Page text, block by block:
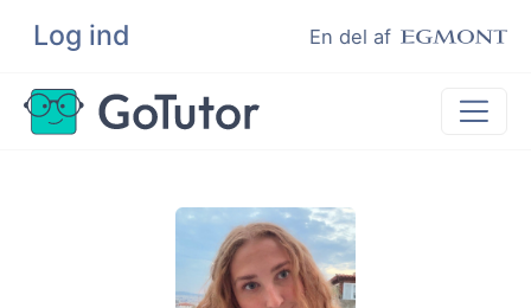
Log ind En del af
Søg
Lektiehjælp
Hjælp til ordblinde